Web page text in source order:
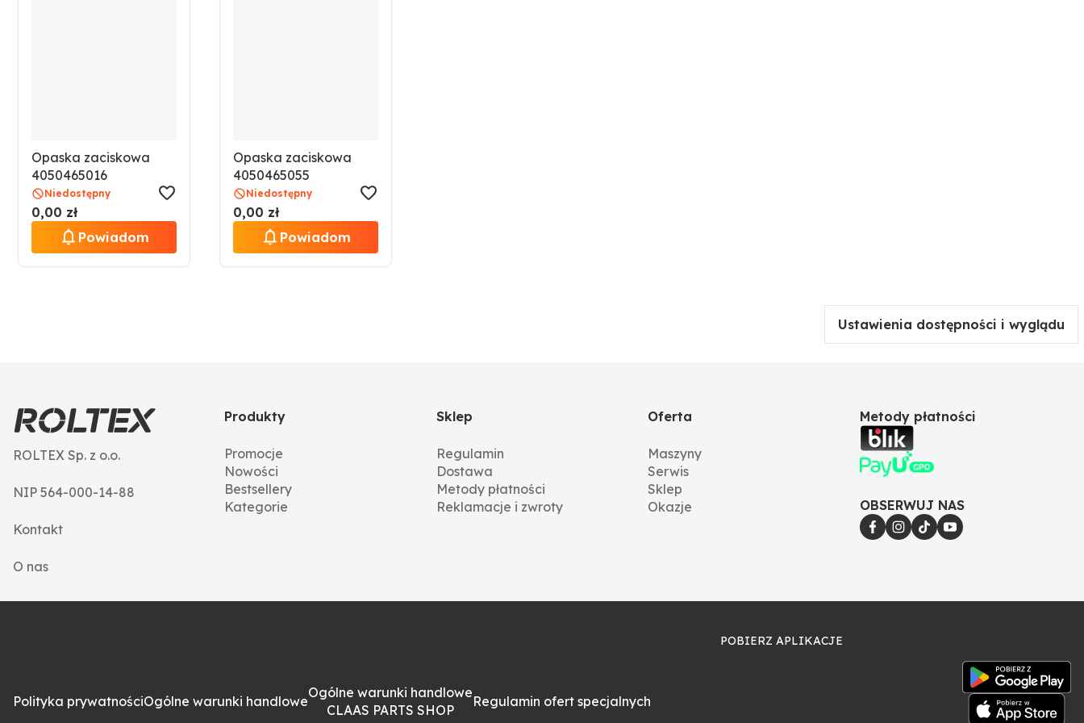
Opaska zaciskowa
4050465016
Niedostępny
0,00 zł
Powiadom
Opaska zaciskowa
4050465055
Niedostępny
0,00 zł
Powiadom
Ustawienia dostępności i wyglądu
ROLTEX Sp. z o.o.
NIP 564-000-14-88
Kontakt
O nas
Produkty
Promocje
Nowości
Bestsellery
Kategorie
Sklep
Regulamin
Dostawa
Metody płatności
Reklamacje i zwroty
Oferta
Maszyny
Serwis
Sklep
Okazje
Metody płatności
OBSERWUJ NAS
Polityka prywatnościOgólne warunki handlowe
Ogólne warunki handlowe
CLAAS PARTS SHOP
Regulamin ofert specjalnych
POBIERZ APLIKACJE